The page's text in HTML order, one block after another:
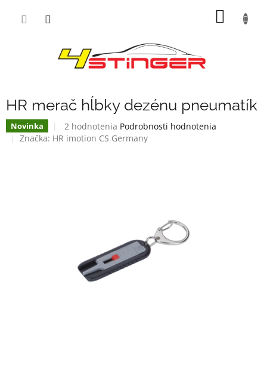
HR merač hĺbky dezénu pneumatík
Novinka
Priemerné
hodnotenie
2 hodnotenia Podrobnosti hodnotenia
Značka: HR imotion CS Germany